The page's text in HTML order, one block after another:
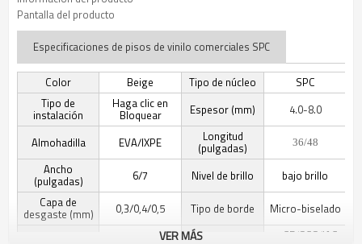
Pantalla del producto
Especificaciones de pisos de vinilo comerciales SPC
Color Beige Tipo de núcleo
SPC
Tipo de
instalación
Haga clic en
Bloquear Espesor (mm) 4.0-8.0
Almohadilla EVA/IXPE Longitud
(pulgadas) 36/48
Ancho
(pulgadas) 6/7 Nivel de brillo
bajo brillo
Capa de
desgaste (mm) 0,3/0,4/0,5 Tipo de borde Micro-biselado
CE/SGS/IAC-
VER MÁS